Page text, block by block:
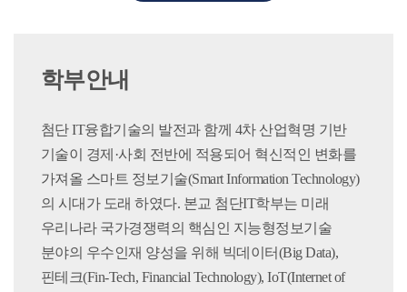
학부안내
첨단 IT융합기술의 발전과 함께 4차 산업혁명 기반
기술이 경제·사회 전반에 적용되어 혁신적인 변화를
가져올 스마트 정보기술(Smart Information Technology)
의 시대가 도래 하였다. 본교 첨단IT학부는 미래
우리나라 국가경쟁력의 핵심인 지능형정보기술
분야의 우수인재 양성을 위해 빅데이터(Big Data),
핀테크(Fin-Tech, Financial Technology), IoT(Internet of